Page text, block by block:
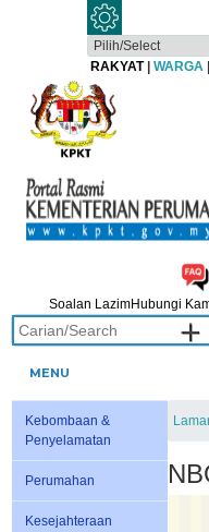
RAKYAT| WARGA
Soalan LazimHubungi
MENU
Kebombaan &
Penyelamatan
Perumahan
Kesejahteraan